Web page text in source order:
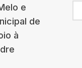
e
de
à